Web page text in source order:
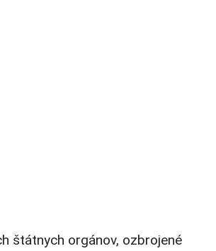
štátnych orgánov, ozbrojené